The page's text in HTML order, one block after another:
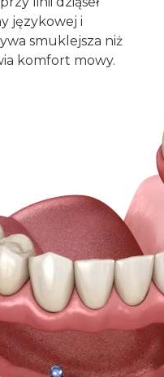
językowej i
smuklejsza niż
komfort mowy.